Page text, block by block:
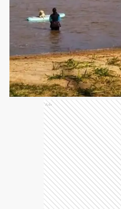
Ads